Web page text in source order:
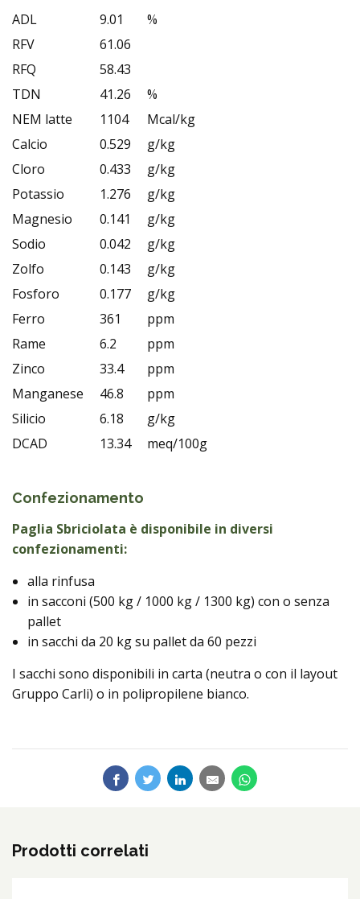
ADL
9.01
%
RFV
61.06
RFQ
58.43
TDN
41.26
%
NEM latte
1104
Mcal/kg
Calcio
0.529
g/kg
Cloro
0.433
g/kg
Potassio
1.276
g/kg
Magnesio
0.141
g/kg
Sodio
0.042
g/kg
Zolfo
0.143
g/kg
Fosforo
0.177
g/kg
Ferro
361
ppm
Rame
6.2
ppm
Zinco
33.4
ppm
Manganese
46.8
ppm
Silicio
6.18
g/kg
DCAD
13.34 meq/100g
Confezionamento
Paglia Sbriciolata è disponibile in diversi
confezionamenti:
alla rinfusa
in sacconi (500 kg / 1000 kg / 1300 kg) con o senza
pallet
in sacchi da 20 kg su pallet da 60 pezzi
I sacchi sono disponibili in carta (neutra o con il layout
Gruppo Carli) o in polipropilene bianco.
Prodotti correlati